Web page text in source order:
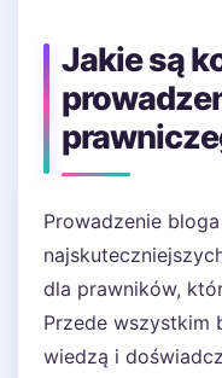
Jakie są
Prowadzenie
dla prawników,
Przede wszystkim
wiedzą i